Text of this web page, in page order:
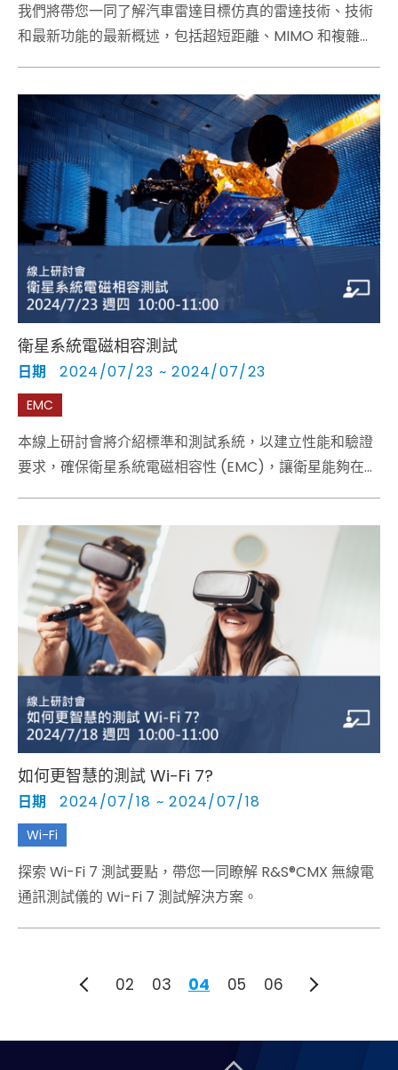
我們將帶您一同了解汽車雷達目標仿真的雷達技術、技術
和最新功能的最新概述，包括超短距離、MIMO 和複雜交
衛星系統電磁相容測試
日期 2024/07/23 ~ 2024/07/23
EMC
本線上研討會將介紹標準和測試系統，以建立性能和驗證
要求，確保衛星系統電磁相容性 (EMC)，讓衛星能夠在太
如何更智慧的測試 Wi-Fi 7?
日期 2024/07/18 ~ 2024/07/18
Wi-Fi
探索 Wi-Fi 7 測試要點，帶您一同瞭解 R&S®CMX 無線電
通訊測試儀的 Wi-Fi 7 測試解決方案。
02 03 04 05 06